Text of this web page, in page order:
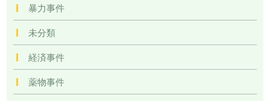
暴力事件
未分類
経済事件
薬物事件